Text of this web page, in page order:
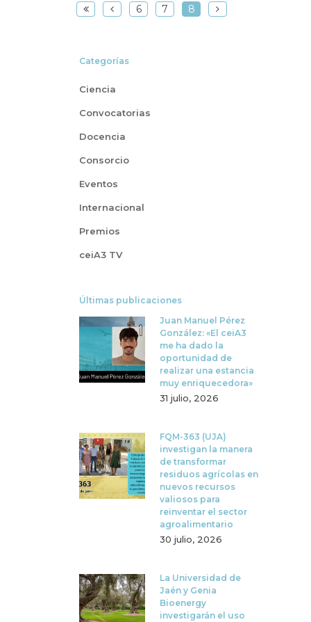
6 7 8
Categorías
Ciencia
Convocatorias
Docencia
Consorcio
Eventos
Internacional
Premios
ceiA3 TV
Últimas publicaciones
Juan Manuel Pérez
González: «El ceiA3
me ha dado la
oportunidad de
realizar una estancia
muy enriquecedora»
31 julio, 2026
FQM-363 (UJA)
investigan la manera
de transformar
residuos agrícolas en
nuevos recursos
valiosos para
reinventar el sector
agroalimentario
30 julio, 2026
La Universidad de
Jaén y Genia
Bioenergy
investigarán el uso